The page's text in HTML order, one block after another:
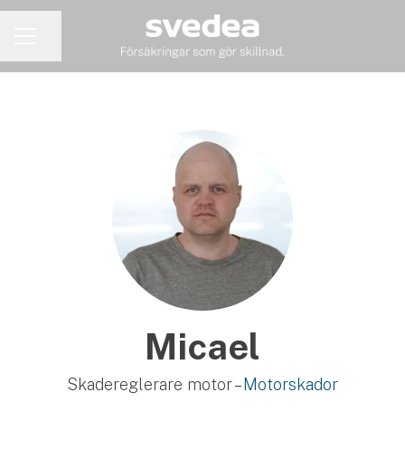
Micael
Skadereglerare motor – Motorskador